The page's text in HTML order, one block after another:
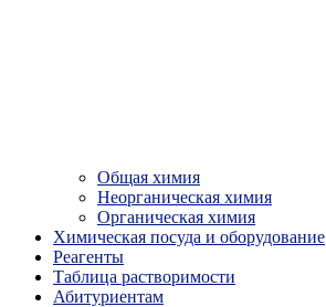
Общая химия
Неорганическая химия
Органическая химия
Химическая посуда и оборудование
Реагенты
Таблица растворимости
Абитуриентам